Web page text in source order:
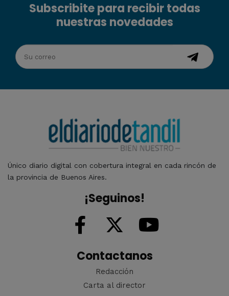
Subscribite para recibir todas
nuestras novedades
Único diario digital con cobertura integral en cada rincón de
la provincia de Buenos Aires.
¡Seguinos!
Contactanos
Redacción
Carta al director